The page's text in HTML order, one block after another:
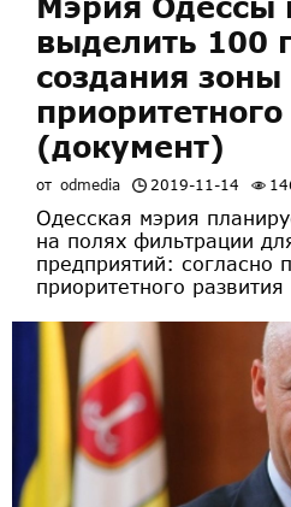
выделить 100
создания зоны
(документ)
от odmedia 2019-11-14
Одесская мэрия
на полях фильтрации
предприятий: согласно
приоритетного развития